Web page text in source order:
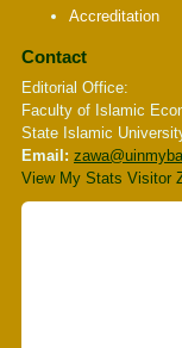
Accreditation
Contact
Editorial Office:
Faculty of Islamic
State Islamic
Email: zawa
View My Stats Visitor